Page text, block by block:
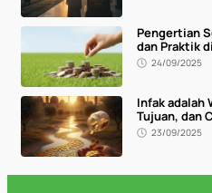
Pengertian
dan Praktik
24/09/2025
Infak adalah
Tujuan, dan
23/09/2025